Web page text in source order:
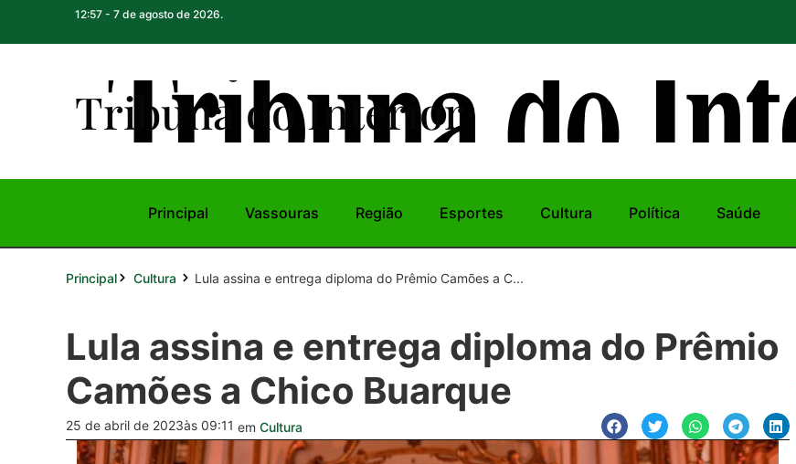
12:57 - 7 de agosto de 2026.
Tribuna do Interior
Principal Vassouras Região Esportes Cultura Política Saúde
Principal Cultura Lula assina e entrega diploma do Prêmio Camões a C...
Lula assina e entrega diploma do Prêmio
Camões a Chico Buarque
25 de abril de 2023às 09:11 em Cultura